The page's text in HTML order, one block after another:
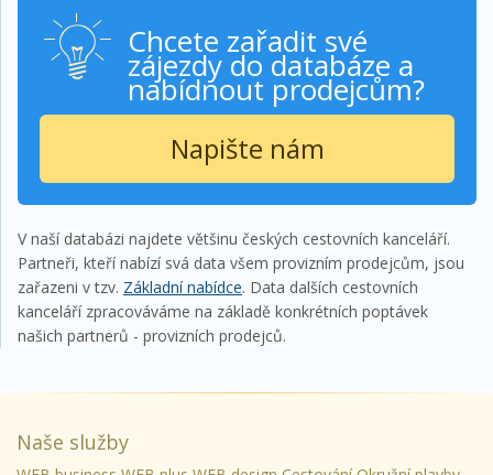
Chcete zařadit své
zájezdy do databáze a
nabídnout prodejcům?
Napište nám
V naší databázi najdete většinu českých cestovních kanceláří.
Partneři, kteří nabízí svá data všem provizním prodejcům, jsou
zařazeni v tzv. Základní nabídce. Data dalších cestovních
kanceláří zpracováváme na základě konkrétních poptávek
našich partnerů - provizních prodejců.
Naše služby